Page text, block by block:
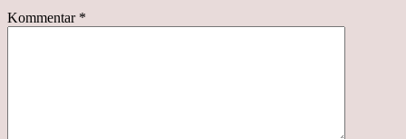
Kommentar *